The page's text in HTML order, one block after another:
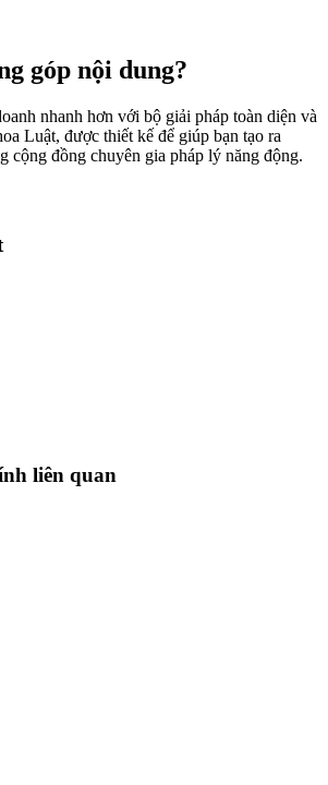
góp nội dung?
nhanh hơn với bộ giải pháp toàn diện và
Luật, được thiết kế để giúp bạn tạo ra
cộng đồng chuyên gia pháp lý năng động.
liên quan